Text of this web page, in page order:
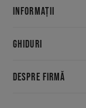
INFORMAȚII
GHIDURI
DESPRE FIRMĂ